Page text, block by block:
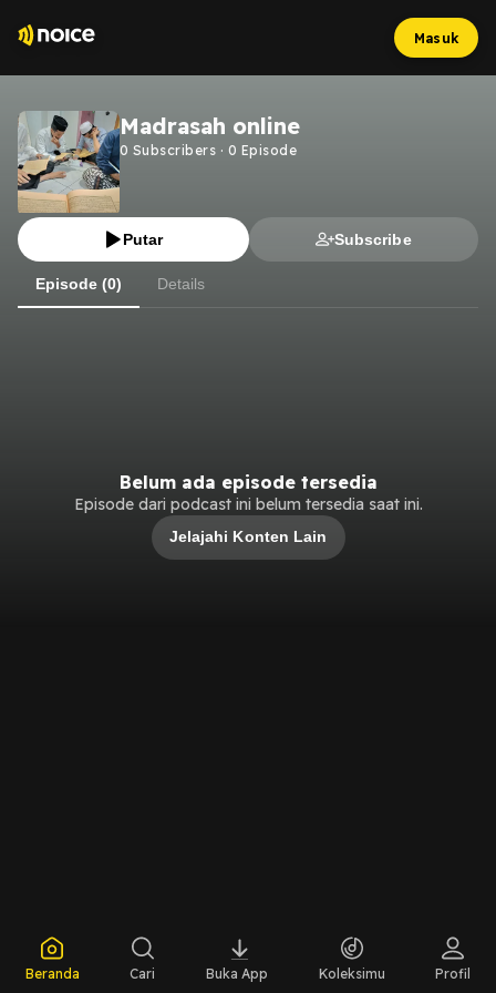
Masuk
Madrasah online
0 Subscribers · 0 Episode
Putar Subscribe
Episode (0) Details
Belum ada episode tersedia
Episode dari podcast ini belum tersedia saat ini.
Jelajahi Konten Lain
Beranda Cari Buka App Koleksimu Profil